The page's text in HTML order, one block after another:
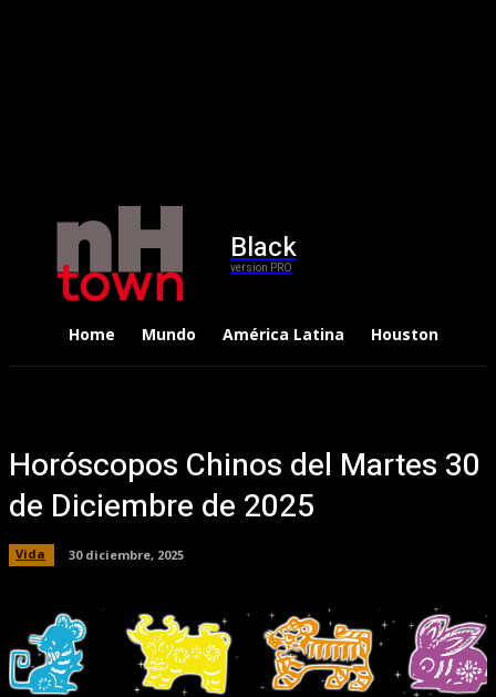
Black
version PRO
Home Mundo América Latina Houston
Horóscopos Chinos del Martes 30
de Diciembre de 2025
Vida 30 diciembre, 2025